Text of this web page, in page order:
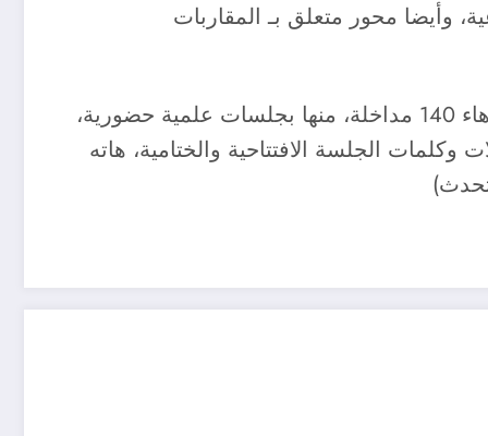
وأيضا محور متعلق بـ المقاربات
في حين برمج لهذا المؤتمر العلمي التكويني الدولي الذي يشرف على رئاسته الدكتور إبراهيم الذهبي، زهاء 140 مداخلة، منها بجلسات علمية حضورية،
الجلسة الافتتاحية والختامية، هاته